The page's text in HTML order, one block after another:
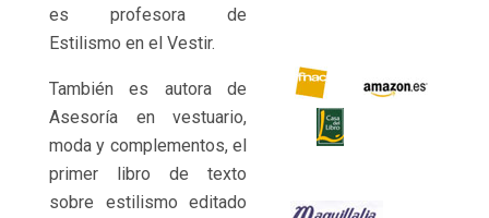
es profesora de
Estilismo en el Vestir.
También es autora de
Asesoría en vestuario,
moda y complementos, el
primer libro de texto
sobre estilismo editado